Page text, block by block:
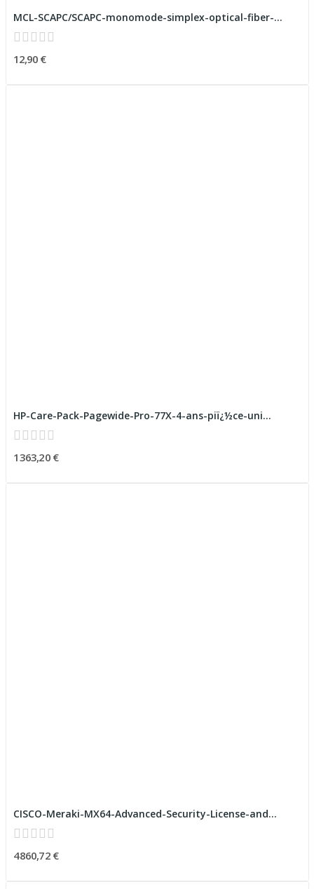
MCL-SCAPC/SCAPC-monomode-simplex-optical-fiber-...
12,90 €
HP-Care-Pack-Pagewide-Pro-77X-4-ans-piï¿½ce-uni...
1 363,20 €
CISCO-Meraki-MX64-Advanced-Security-License-and...
4 860,72 €